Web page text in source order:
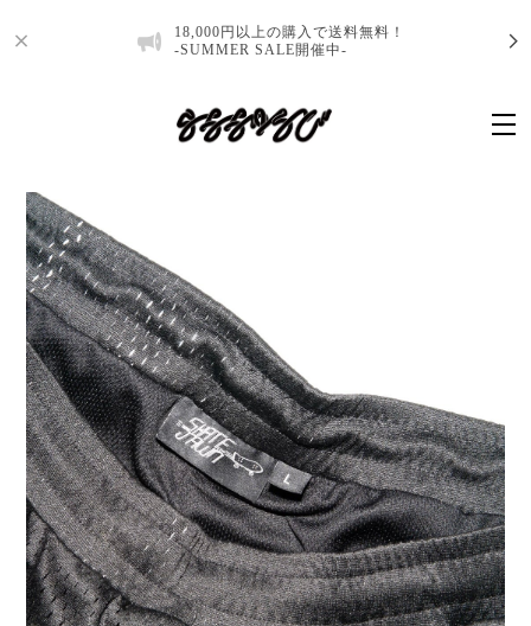
18,000円以上の購入で送料無料！
-SUMMER SALE開催中-